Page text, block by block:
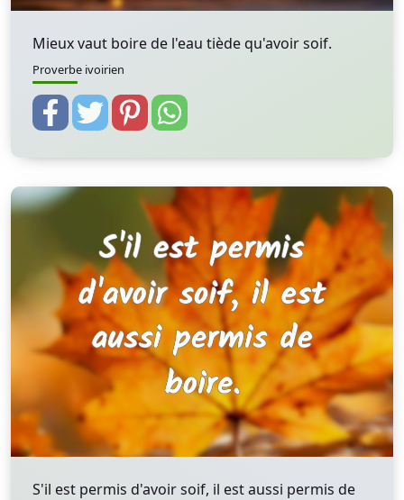
Mieux vaut boire de l'eau tiède qu'avoir soif.
Proverbe ivoirien
S'il est permis d'avoir soif, il est aussi permis de